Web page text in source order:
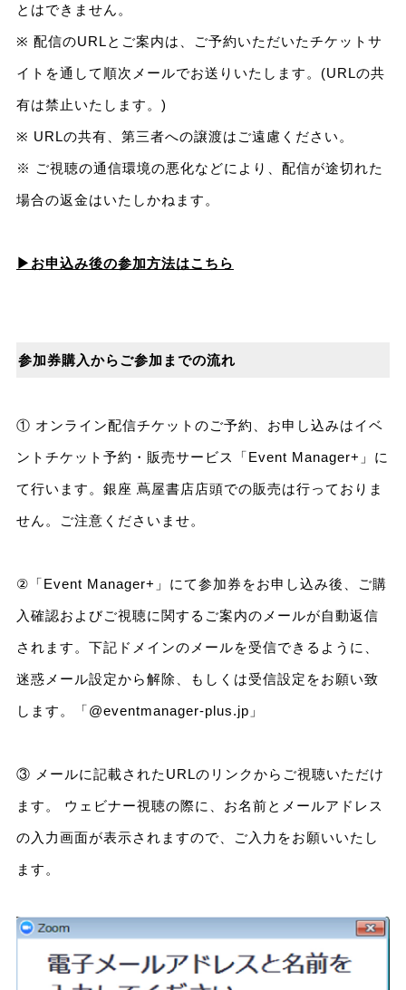
とはできません。
※ 配信のURLとご案内は、ご予約いただいたチケットサ
イトを通して順次メールでお送りいたします。(URLの共
有は禁止いたします。)
※ URLの共有、第三者への譲渡はご遠慮ください。
※ ご視聴の通信環境の悪化などにより、配信が途切れた
場合の返金はいたしかねます。
▶お申込み後の参加方法はこちら
参加券購入からご参加までの流れ
① オンライン配信チケットのご予約、お申し込みはイベ
ントチケット予約・販売サービス「Event Manager+」に
て行います。銀座 蔦屋書店店頭での販売は行っておりま
せん。ご注意くださいませ。
②「Event Manager+」にて参加券をお申し込み後、ご購
入確認およびご視聴に関するご案内のメールが自動返信
されます。下記ドメインのメールを受信できるように、
迷惑メール設定から解除、もしくは受信設定をお願い致
します。「@eventmanager-plus.jp」
③ メールに記載されたURLのリンクからご視聴いただけ
ます。 ウェビナー視聴の際に、お名前とメールアドレス
の入力画面が表示されますので、ご入力をお願いいたし
ます。